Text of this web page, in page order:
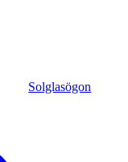
Solglasögon